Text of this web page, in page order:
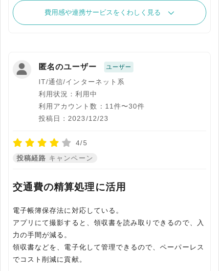
費用感や連携サービスをくわしく見る
匿名のユーザー ユーザー
IT/通信/インターネット系
利用状況：利用中
利用アカウント数：11件〜30件
投稿日：2023/12/23
4/5
投稿経路 キャンペーン
交通費の精算処理に活用
電子帳簿保存法に対応している。
アプリにて撮影すると、領収書を読み取りできるので、入
力の手間が減る。
領収書などを、電子化して管理できるので、ペーパーレス